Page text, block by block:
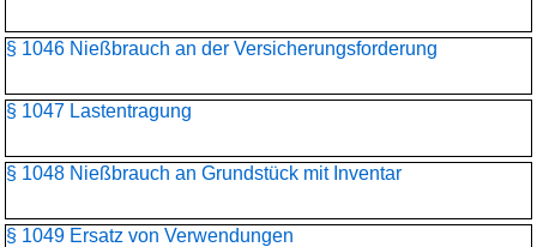
§ 1046 Nießbrauch an der Versicherungsforderung
§ 1047 Lastentragung
§ 1048 Nießbrauch an Grundstück mit Inventar
§ 1049 Ersatz von Verwendungen